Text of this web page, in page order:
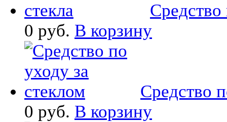
0 руб. В корзину
Средство
0 руб. В корзину